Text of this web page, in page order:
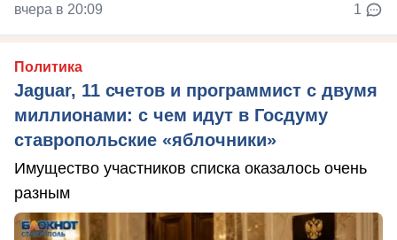
вчера в 20:09 1
Политика
Jaguar, 11 счетов и программист с двумя
миллионами: с чем идут в Госдуму
ставропольские «яблочники»
Имущество участников списка оказалось очень
разным